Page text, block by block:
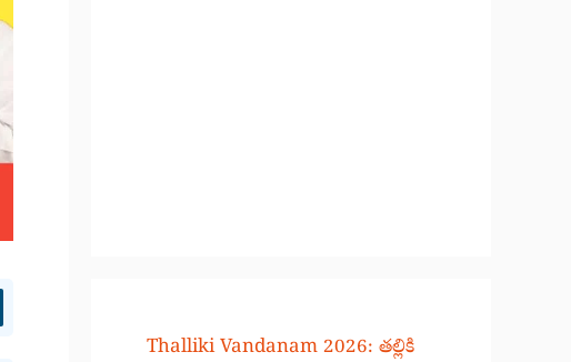
Thalliki Vandanam 2026: తల్లికి